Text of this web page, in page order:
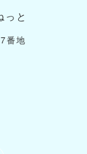
っと
番地